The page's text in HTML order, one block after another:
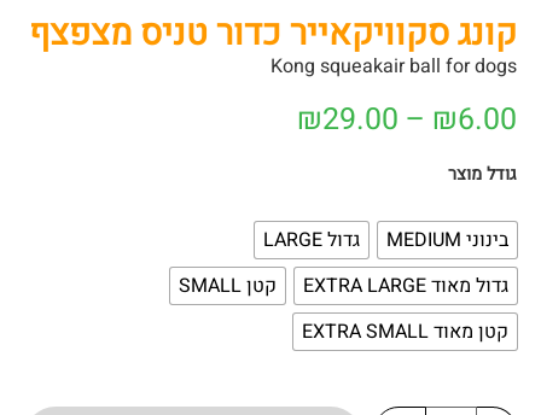
קונג סקוויקאייר כדור טניס מצפצף
Kong squeakair ball for dogs
₪6.00
–
₪29.00
גודל מוצר
בינוני MEDIUM
גדול LARGE
גדול מאוד EXTRA LARGE
קטן SMALL
קטן מאוד EXTRA SMALL